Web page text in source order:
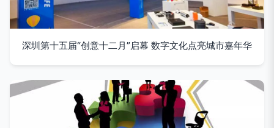
深圳第十五届“创意十二月”启幕 数字文化点亮城市嘉年华